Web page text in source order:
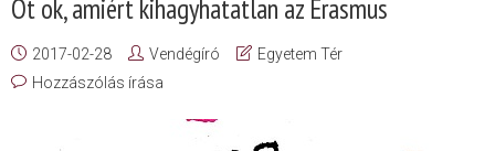
Öt ok, amiért kihagyhatatlan az Erasmus
2017-02-28 Vendégíró
Egyetem Tér
Hozzászólás írása